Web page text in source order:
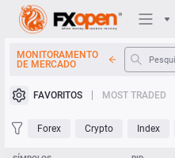
MONITORAMENTO
DE MERCADO
FAVORITOS MOST TRADED
Forex Crypto Index